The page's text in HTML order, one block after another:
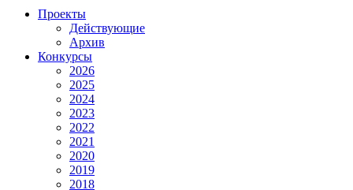
Проекты
Действующие
Архив
Конкурсы
2026
2025
2024
2023
2022
2021
2020
2019
2018